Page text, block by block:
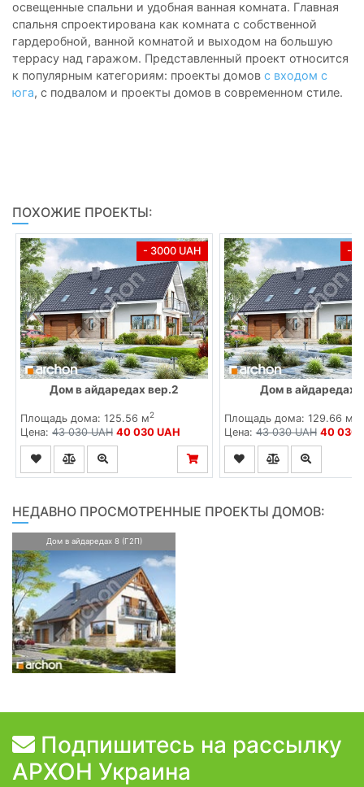
освещенные спальни и удобная ванная комната. Главная
спальня спроектирована как комната с собственной
гардеробной, ванной комнатой и выходом на большую
террасу над гаражом. Представленный проект относится
к популярным категориям: проекты домов с входом с
юга, с подвалом и проекты домов в современном стиле.
ПОХОЖИЕ ПРОЕКТЫ:
- 3000 UAH
Дом в айдаредах вер.2
Площадь дома: 125.56 м2
Цена: 43 030 UAH 40 030 UAH
-
Дом в айдаредах
Площадь дома: 129.66 м
Цена:43 030 UAH 40 030
НЕДАВНО ПРОСМОТРЕННЫЕ ПРОЕКТЫ ДОМОВ:
Дом в айдаредах 8 (Г2П)
Подпишитесь на рассылку
АРХОН Украина